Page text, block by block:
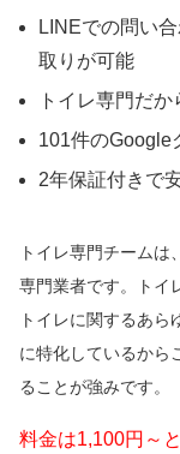
LINEでの問い
取りが可能
トイレ専門だ
101件のGoogle
2年保証付きで
トイレ専門チーム
専門業者です。トイ
トイレに関するあ
に特化しているから
ることが強みです。
料金は1,100円～